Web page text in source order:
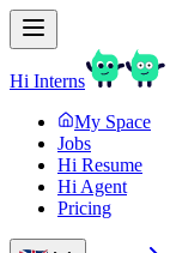
Hi Interns
My Space
Jobs
Hi Resume
Hi Agent
Pricing